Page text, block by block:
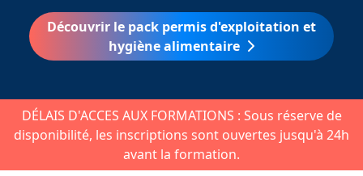
Découvrir le pack permis d'exploitation et
hygiène alimentaire
DÉLAIS D'ACCES AUX FORMATIONS : Sous réserve de
disponibilité, les inscriptions sont ouvertes jusqu'à 24h
avant la formation.